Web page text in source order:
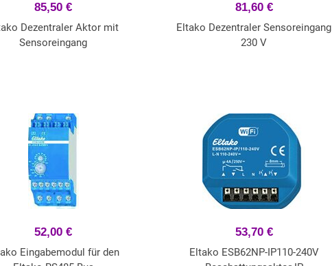
85,50 €
Dezentraler Aktor mit
Sensoreingang
81,60 €
Eltako Dezentraler Sensoreingang
230 V
52,00 €
Eingabemodul für den
53,70 €
Eltako ESB62NP-IP110-240V